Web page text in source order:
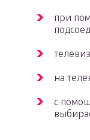
при
на
с